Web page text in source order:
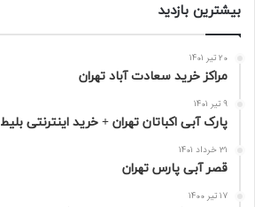
بیشترین بازدید
20 تیر 1401
مراکز خرید سعادت‌ آباد تهران
9 تیر 1401
پارک آبی اکباتان تهران + خرید اینترنتی
31 خرداد 1401
قصر آبی پارس تهران
17 تیر 1400